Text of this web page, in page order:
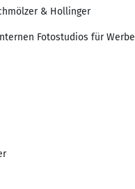
& Hollinger
Fotostudios für